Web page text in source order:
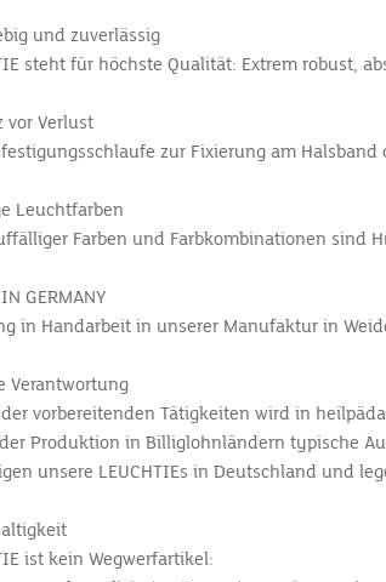
und zuverlässig
steht für höchste Qualität: Extrem robust,
vor Verlust
zur Fixierung am Halsband
Leuchtfarben
Farben und Farbkombinationen sind
GERMANY
in Handarbeit in unserer Manufaktur in
Verantwortung
der vorbereitenden Tätigkeiten wird in
Produktion in Billiglohnländern typische
unsere LEUCHTIEs in Deutschland und
ist kein Wegwerfartikel: